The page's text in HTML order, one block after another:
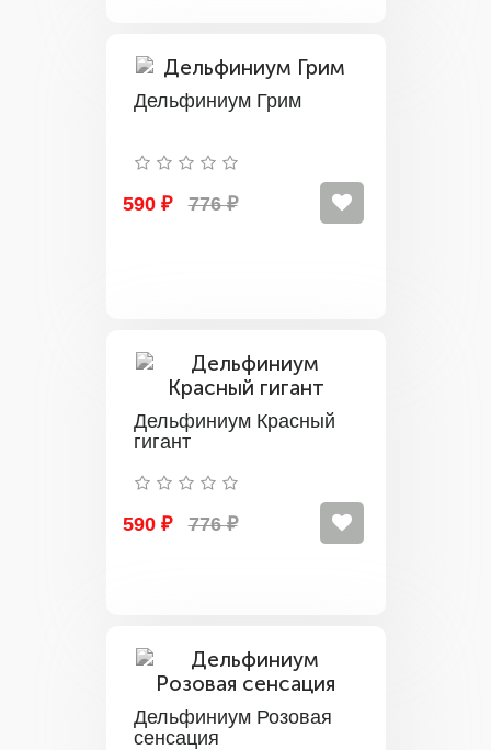
Дельфиниум Грим
590 ₽ 776 ₽
Дельфиниум Красный
гигант
590 ₽ 776 ₽
Дельфиниум Розовая
сенсация